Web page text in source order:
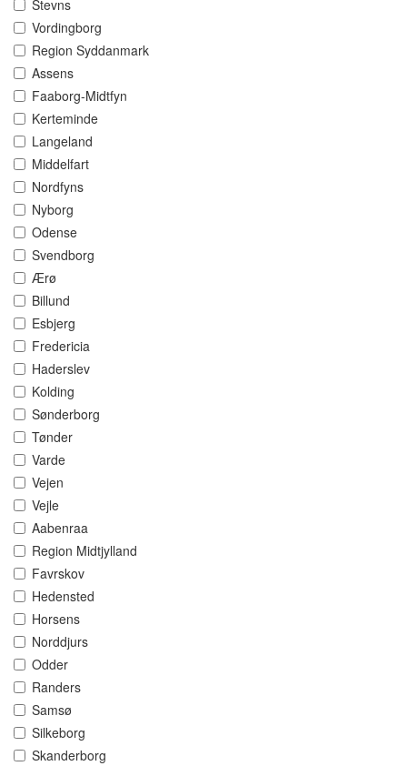
Stevns
Vordingborg
Region Syddanmark
Assens
Faaborg-Midtfyn
Kerteminde
Langeland
Middelfart
Nordfyns
Nyborg
Odense
Svendborg
Ærø
Billund
Esbjerg
Fredericia
Haderslev
Kolding
Sønderborg
Tønder
Varde
Vejen
Vejle
Aabenraa
Region Midtjylland
Favrskov
Hedensted
Horsens
Norddjurs
Odder
Randers
Samsø
Silkeborg
Skanderborg